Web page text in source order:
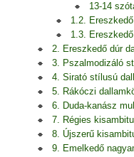
13-14
1.2.
1.3.
2. Ereszkedő dúr
3. Pszalmodizáló
4. Sirató stílusú
5. Rákóczi
6. Duda-kanász
7. Régies
8. Újszerű
9. Emelkedő